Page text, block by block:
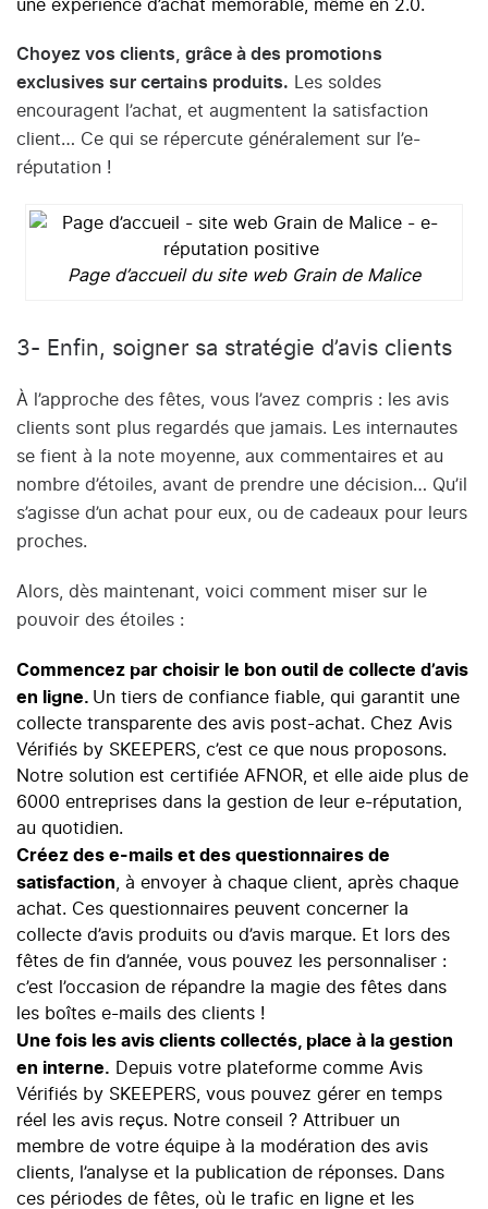
une expérience d’achat mémorable, même en 2.0.
Choyez vos clients, grâce à des promotions
exclusives sur certains produits. Les soldes
encouragent l’achat, et augmentent la satisfaction
client… Ce qui se répercute généralement sur l’e-
réputation !
Page d’accueil du site web Grain de Malice
3- Enfin, soigner sa stratégie d’avis clients
À l’approche des fêtes, vous l’avez compris : les avis
clients sont plus regardés que jamais. Les internautes
se fient à la note moyenne, aux commentaires et au
nombre d’étoiles, avant de prendre une décision… Qu’il
s’agisse d’un achat pour eux, ou de cadeaux pour leurs
proches.
Alors, dès maintenant, voici comment miser sur le
pouvoir des étoiles :
Commencez par choisir le bon outil de collecte d’avis
en ligne. Un tiers de confiance fiable, qui garantit une
collecte transparente des avis post-achat. Chez Avis
Vérifiés by SKEEPERS, c’est ce que nous proposons.
Notre solution est certifiée AFNOR, et elle aide plus de
6000 entreprises dans la gestion de leur e-réputation,
au quotidien.
Créez des e-mails et des questionnaires de
satisfaction , à envoyer à chaque client, après chaque
achat. Ces questionnaires peuvent concerner la
collecte d’avis produits ou d’avis marque. Et lors des
fêtes de fin d’année, vous pouvez les personnaliser :
c’est l’occasion de répandre la magie des fêtes dans
les boîtes e-mails des clients !
Une fois les avis clients collectés, place à la gestion
en interne. Depuis votre plateforme comme Avis
Vérifiés by SKEEPERS, vous pouvez gérer en temps
réel les avis reçus. Notre conseil ? Attribuer un
membre de votre équipe à
la modération des avis
clients , l’analyse et la publication de réponses. Dans
ces périodes de fêtes, où le trafic en ligne et les